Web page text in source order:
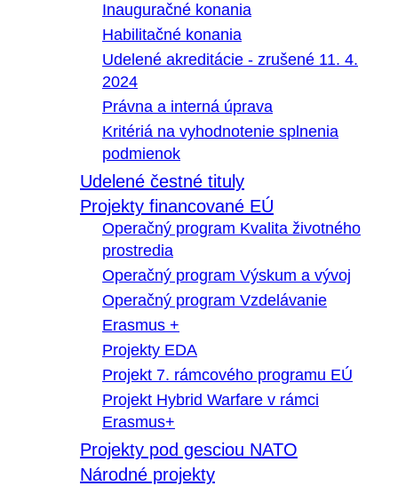
Inauguračné konania
Habilitačné konania
Udelené akreditácie - zrušené 11. 4.
2024
Právna a interná úprava
Kritériá na vyhodnotenie splnenia
podmienok
Udelené čestné tituly
Projekty financované EÚ
Operačný program Kvalita životného
prostredia
Operačný program Výskum a vývoj
Operačný program Vzdelávanie
Erasmus +
Projekty EDA
Projekt 7. rámcového programu EÚ
Projekt Hybrid Warfare v rámci
Erasmus+
Projekty pod gesciou NATO
Národné projekty